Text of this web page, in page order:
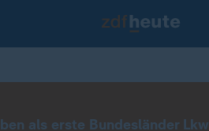
als erste Bundesländer